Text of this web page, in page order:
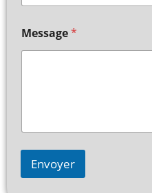
Message*
Envoyer